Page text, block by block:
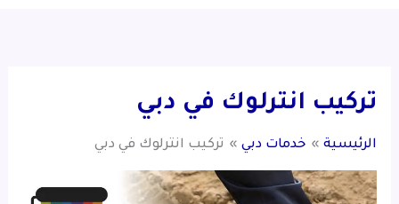
تركيب انترلوك في دبي
الرئيسية خدمات دبي تركيب انترلوك في دبي